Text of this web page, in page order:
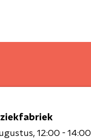
12:00 - 14:00